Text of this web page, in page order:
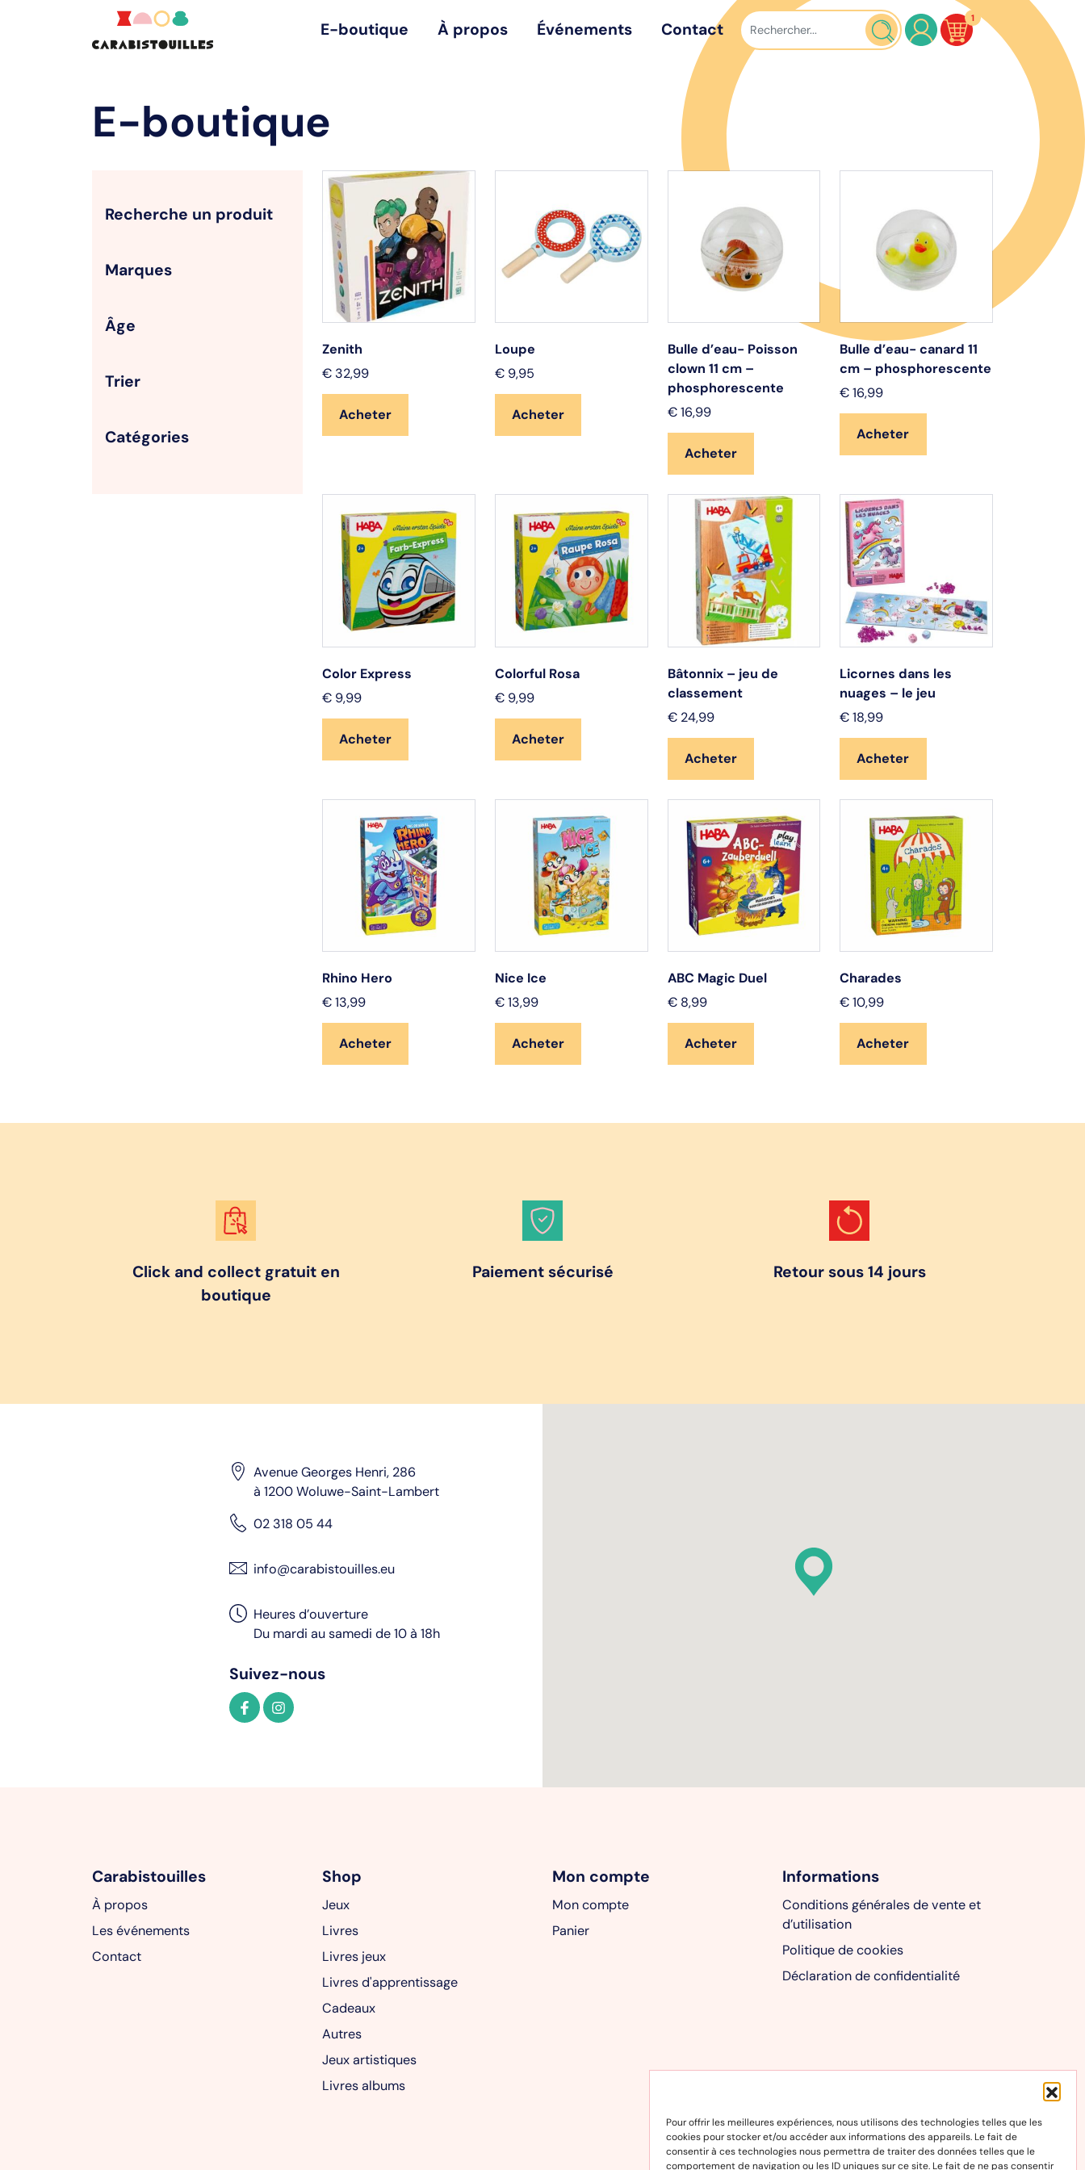
Pour offrir les meilleures expériences, nous utilisons des technologies telles que les
cookies pour stocker et/ou accéder aux informations des appareils. Le fait de
consentir à ces technologies nous permettra de traiter des données telles que le
comportement de navigation ou les ID uniques sur ce site. Le fait de ne pas consentir
E-boutique À propos Événements Contact
1
E-boutique
Recherche un produit
Marques
Âge
Trier
Catégories
Zenith
€ 32,99
Acheter
Loupe
€9,95
Acheter
Bulle d’eau- Poisson
clown 11 cm –
phosphorescente
€16,99
Acheter
Bulle d’eau- canard 11
cm – phosphorescente
€ 16,99
Acheter
Color Express
€ 9,99
Acheter
Colorful Rosa
€9,99
Acheter
Bâtonnix – jeu de
classement
€24,99
Acheter
Licornes dans les
nuages – le jeu
€ 18,99
Acheter
Rhino Hero
€ 13,99
Acheter
Nice Ice
€13,99
Acheter
ABC Magic Duel
€8,99
Acheter
Charades
€ 10,99
Acheter
Click and collect gratuit en
boutique
Paiement sécurisé Retour sous 14 jours
Avenue Georges Henri, 286
à 1200 Woluwe-Saint-Lambert
02 318 05 44
info@carabistouilles.eu
Heures d’ouverture
Du mardi au samedi de 10 à 18h
Suivez-nous
Carabistouilles
À propos
Les événements
Contact
Shop
Jeux
Livres
Livres jeux
Livres d'apprentissage
Cadeaux
Autres
Jeux artistiques
Livres albums
Mon compte
Mon compte
Panier
Informations
Conditions générales de vente et
d’utilisation
Politique de cookies
Déclaration de confidentialité